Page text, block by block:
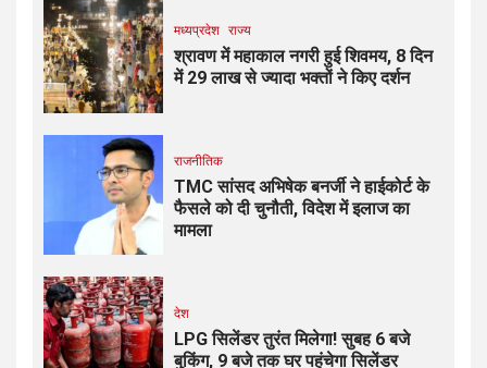
मध्यप्रदेश राज्य
श्रावण में महाकाल नगरी हुई शिवमय, 8 दिन
में 29 लाख से ज्यादा भक्तों ने किए दर्शन
राजनीतिक
TMC सांसद अभिषेक बनर्जी ने हाईकोर्ट के
फैसले को दी चुनौती, विदेश में इलाज का
मामला
देश
LPG सिलेंडर तुरंत मिलेगा! सुबह 6 बजे
बुकिंग, 9 बजे तक घर पहुंचेगा सिलेंडर